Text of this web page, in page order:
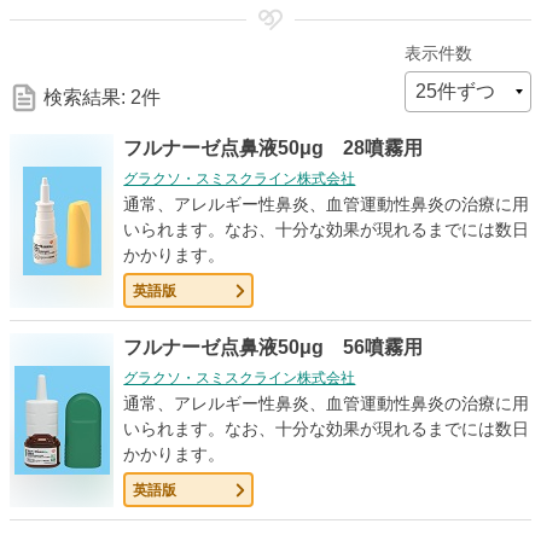
な
検
索
条
件
検索結果: 2件
表示件数
フルナーゼ点鼻液50μg 28噴霧用
グラクソ・スミスクライン株式会社
通常、アレルギー性鼻炎、血管運動性鼻炎の治療に用
いられます。なお、十分な効果が現れるまでには数日
かかります。
英語版
フルナーゼ点鼻液50μg 56噴霧用
グラクソ・スミスクライン株式会社
通常、アレルギー性鼻炎、血管運動性鼻炎の治療に用
いられます。なお、十分な効果が現れるまでには数日
かかります。
英語版